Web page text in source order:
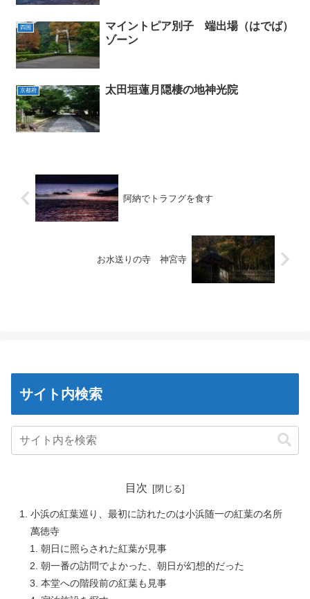
四国
マイントピア別子 端出場（はでば）
ゾーン
京都府 太田垣蓮月隠棲の地神光院
阿納でトラフグを食す
お水送りの寺 神宮寺
サイト内検索
目次
小浜の紅葉巡り、最初に訪れたのは小浜随一の紅葉の名所
萬徳寺
朝日に照らされた紅葉が見事
朝一番の訪問でよかった、朝日が幻想的だった
本堂への階段前の紅葉も見事